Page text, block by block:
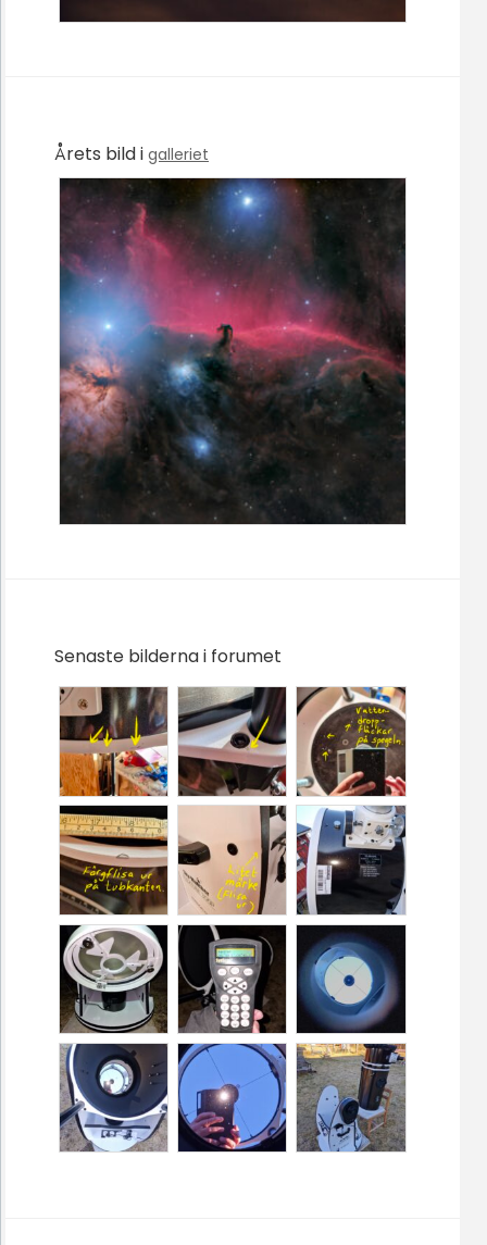
Årets bild i galleriet
Senaste bilderna i forumet